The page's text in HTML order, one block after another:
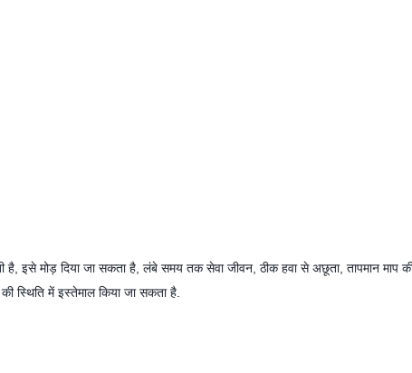
है, इसे मोड़ दिया जा सकता है, लंबे समय तक सेवा जीवन, ठीक हवा से अछूता, तापमान माप
स्थिति में इस्तेमाल किया जा सकता है.